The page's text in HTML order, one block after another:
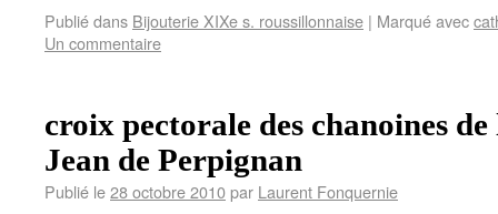
Publié dans Bijouterie XIXe s. roussillonnaise | Marqué avec
Un commentaire
croix pectorale des chanoines
Jean de Perpignan
Publié le28 octobre 2010par Laurent Fonquernie